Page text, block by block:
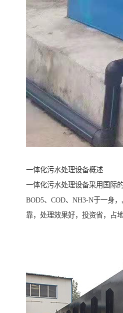
一体化污水处理设备概述
一体化污水处理设备采用国际
BOD5、COD、NH3-N于一身
靠，处理效果好，投资省，占